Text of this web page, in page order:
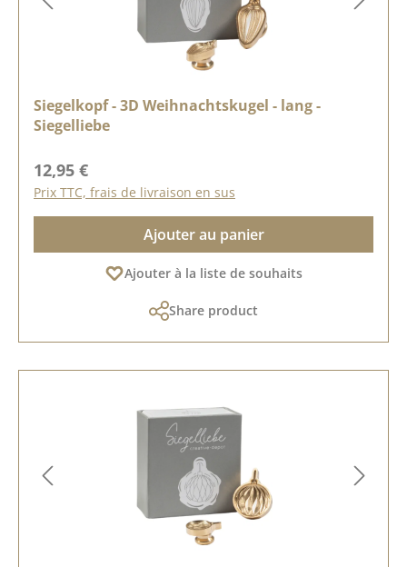
Siegelkopf - 3D Weihnachtskugel - lang -
Siegelliebe
Prix régulier :
12,95 €
Prix TTC, frais de livraison en sus
Ajouter au panier
Ajouter à la liste de souhaits
Share product